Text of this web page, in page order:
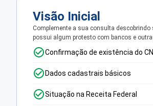
Visão Inicial
Complemente a sua consulta descobrindo
possui algum protesto com bancos e
Confirmação de existência do
Dados cadastrais básicos
Situação na Receita Federal